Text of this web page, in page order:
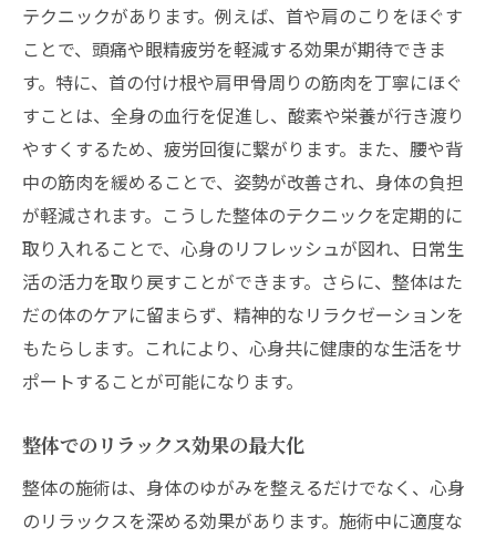
テクニックがあります。例えば、首や肩のこりをほぐす
ことで、頭痛や眼精疲労を軽減する効果が期待できま
す。特に、首の付け根や肩甲骨周りの筋肉を丁寧にほぐ
すことは、全身の血行を促進し、酸素や栄養が行き渡り
やすくするため、疲労回復に繋がります。また、腰や背
中の筋肉を緩めることで、姿勢が改善され、身体の負担
が軽減されます。こうした整体のテクニックを定期的に
取り入れることで、心身のリフレッシュが図れ、日常生
活の活力を取り戻すことができます。さらに、整体はた
だの体のケアに留まらず、精神的なリラクゼーションを
もたらします。これにより、心身共に健康的な生活をサ
ポートすることが可能になります。
整体でのリラックス効果の最大化
整体の施術は、身体のゆがみを整えるだけでなく、心身
のリラックスを深める効果があります。施術中に適度な